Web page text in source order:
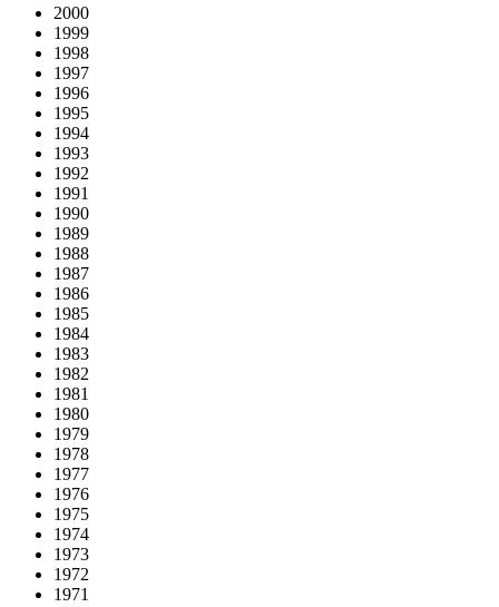
2000
1999
1998
1997
1996
1995
1994
1993
1992
1991
1990
1989
1988
1987
1986
1985
1984
1983
1982
1981
1980
1979
1978
1977
1976
1975
1974
1973
1972
1971